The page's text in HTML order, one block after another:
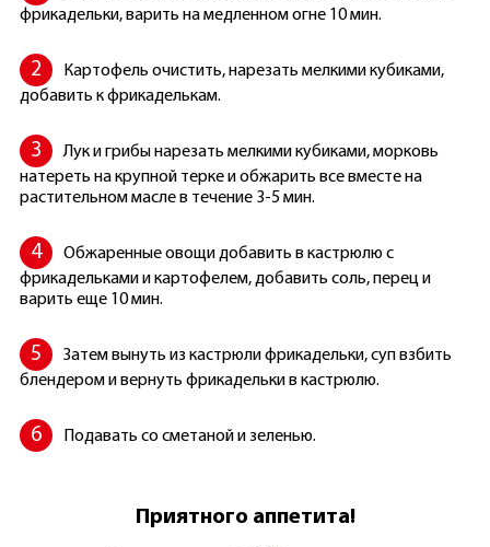
фрикадельки, варить на медленном огне 10 мин.
Картофель очистить, нарезать мелкими кубиками,
добавить к фрикаделькам.
Лук и грибы нарезать мелкими кубиками, морковь
натереть на крупной терке и обжарить все вместе на
растительном масле в течение 3-5 мин.
Обжаренные овощи добавить в кастрюлю с
фрикадельками и картофелем, добавить соль, перец и
варить еще 10 мин.
Затем вынуть из кастрюли фрикадельки, суп взбить
блендером и вернуть фрикадельки в кастрюлю.
Подавать со сметаной и зеленью.
Приятного аппетита!